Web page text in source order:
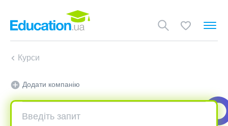
Курси
Додати компанію